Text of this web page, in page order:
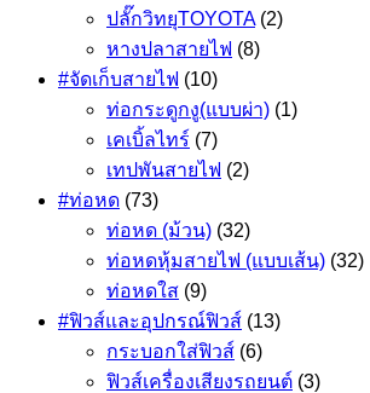
ปลั๊กวิทยุTOYOTA (2)
หางปลาสายไฟ (8)
#จัดเก็บสายไฟ (10)
ท่อกระดูกงู(แบบผ่า) (1)
เคเบิ้ลไทร์ (7)
เทปพันสายไฟ (2)
#ท่อหด (73)
ท่อหด (ม้วน) (32)
ท่อหดหุ้มสายไฟ (แบบเส้น) (32)
ท่อหดใส (9)
#ฟิวส์และอุปกรณ์ฟิวส์ (13)
กระบอกใส่ฟิวส์ (6)
ฟิวส์เครื่องเสียงรถยนต์ (3)